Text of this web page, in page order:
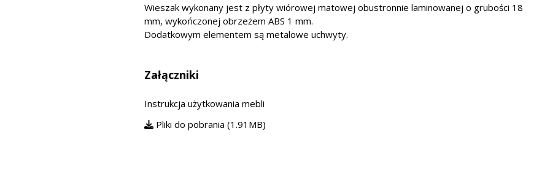
Wieszak wykonany jest z płyty wiórowej matowej obustronnie laminowanej o grubości 18
mm, wykończonej obrzeżem ABS 1 mm.
Dodatkowym elementem są metalowe uchwyty.
Załączniki
Instrukcja użytkowania mebli
Pliki do pobrania (1.91MB)